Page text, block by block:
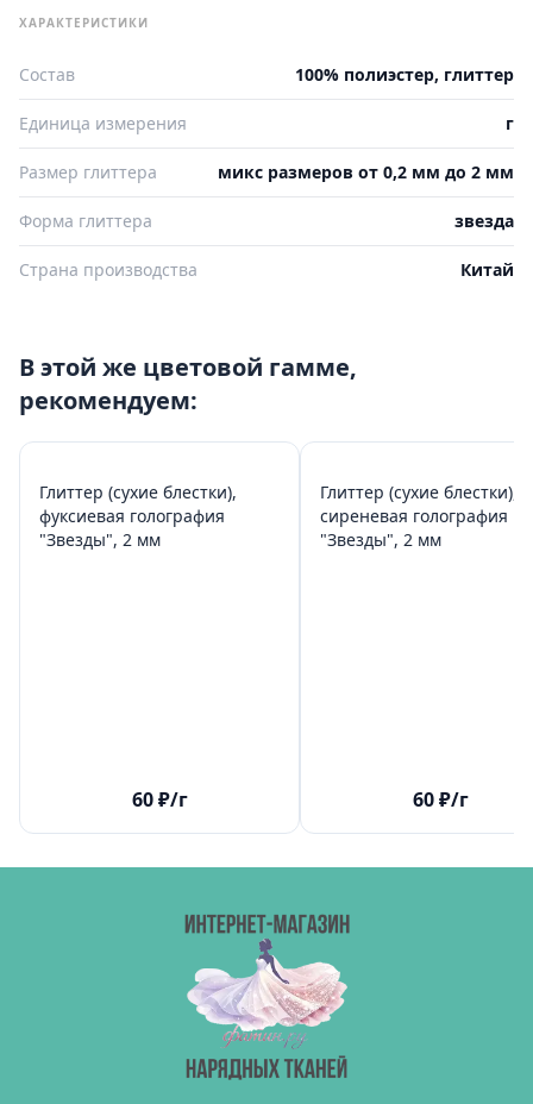
ХАРАКТЕРИСТИКИ
Состав 100% полиэстер, глиттер
Единица измерения г
Размер глиттера микс размеров от 0,2 мм до 2 мм
Форма глиттера звезда
Страна производства Китай
В этой же цветовой гамме,
рекомендуем:
Глиттер (сухие блестки),
фуксиевая голография
"Звезды", 2 мм
60₽/г
Глиттер (сухие блестки),
сиреневая голография
"Звезды", 2 мм
60₽/г